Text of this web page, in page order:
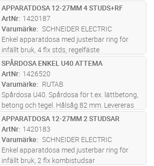
ST Lägg i kundvagn
APPARATDOSA 12-27MM 4 STUDS+RF
ArtNr 1420187
Varumärke
SCHNEIDER ELECTRIC
Enkel apparatdosa med justerbar ring för
infällt bruk, 4 flx stds, regelfäste
ST Lägg i kundvagn
SPÅRDOSA ENKEL U40 ATTEMA
ArtNr 1426520
Varumärke
RUTAB
Spårdosa U40. Spårdosa för t.ex. lättbetong,
betong och tegel. Hålsåg 82 mm. Levereras
med putslock. 360 graders vridbar ring.
Sammanbyggbar för kombinationsram.
Monteringsskruvar: M3 x 20 mm. Knock-
mer
ST Lägg i kundvagn
APPARATDOSA 12-27MM 2 STUDSAR
ArtNr 1420183
Varumärke
SCHNEIDER ELECTRIC
Enkel apparatdosa med justerbar ring för
infällt bruk, 2 flx kombistudsar